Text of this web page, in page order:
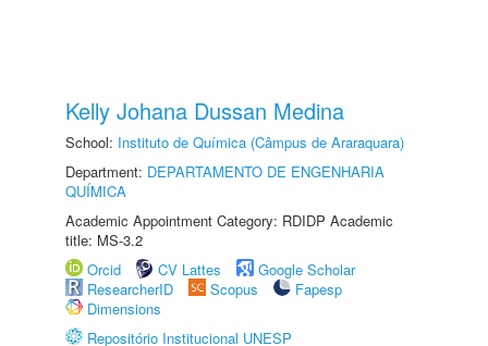
Kelly Johana Dussan Medina
School: Instituto de Química (Câmpus de Araraquara)
Department: DEPARTAMENTO DE ENGENHARIA
QUÍMICA
Academic Appointment Category: RDIDP Academic
title: MS-3.2
Orcid
CV Lattes
Google Scholar
ResearcherID
Scopus
Fapesp
Dimensions
Repositório Institucional UNESP